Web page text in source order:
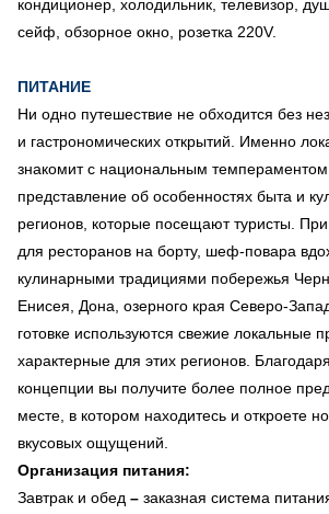
кондиционер, холодильник, телевизор,
сейф, обзорное окно, розетка 220V.
ПИТАНИЕ
Ни одно путешествие не обходится без
и гастрономических открытий. Именно
знакомит с национальным
представление об особенностях быта и
регионов, которые посещают туристы.
для ресторанов на борту, шеф-повара
кулинарными традициями побережья
Енисея, Дона, озерного края Северо-
готовке используются свежие локальные
характерные для этих регионов.
концепции вы получите более полное
месте, в котором находитесь и откроете
вкусовых ощущений.
Организация питания:
Завтрак и обед – заказная система